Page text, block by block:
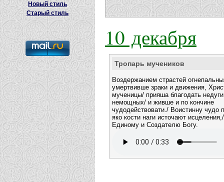
Новый стиль
Старый стиль
10 декабря
Тропарь мучеников
Воздержанием страстей
умертвивше зраки и движения,
мученицы/ прияша благодать недуги
немощных/ и живше и по кончине
чудодействовати./ Воистинну чудо
яко кости наги источают
Единому и Создателю Богу.